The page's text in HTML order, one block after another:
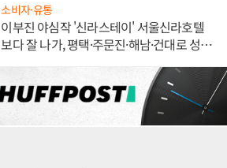
소비자·유통
이부진 야심작 '신라스테이' 서울신라호텔
보다 잘 나가, 평택·주문진·해남·건대로 성